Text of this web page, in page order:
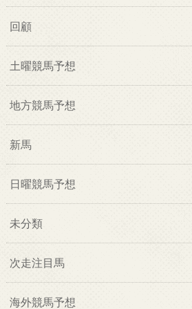
回顧
土曜競馬予想
地方競馬予想
新馬
日曜競馬予想
未分類
次走注目馬
海外競馬予想